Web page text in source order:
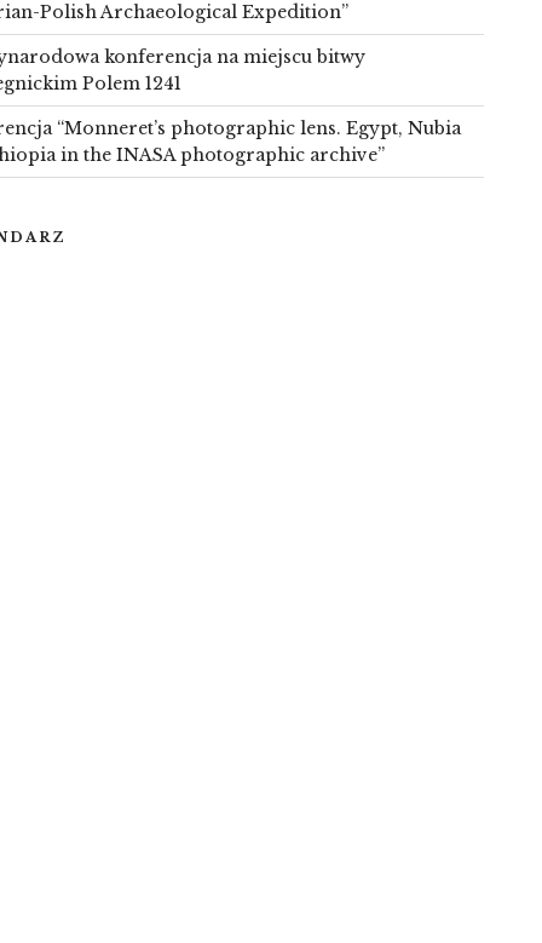
Polish Archaeological Expedition”
konferencja na miejscu bitwy
Polem 1241
“Monneret’s photographic lens. Egypt, Nubia
in the INASA photographic archive”